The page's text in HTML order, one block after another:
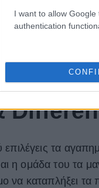
I want to allow
authentication
επιλέγεις τα
η ομάδα του τα
να καταπλήξει τα